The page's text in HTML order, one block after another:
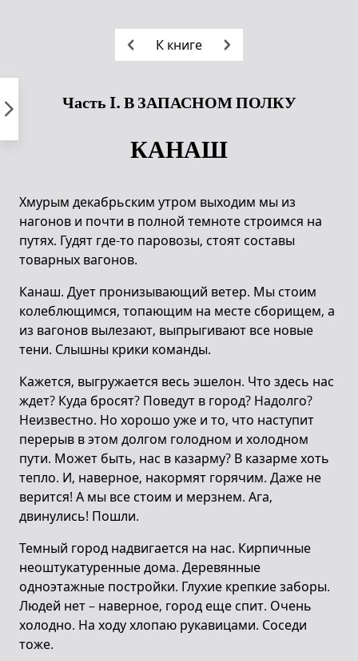
К книге
Часть I. В ЗАПАСНОМ ПОЛКУ
КАНАШ
Хмурым декабрьским утром выходим мы из
нагонов и почти в полной темноте строимся на
путях. Гудят где-то паровозы, стоят составы
товарных вагонов.
Канаш. Дует пронизывающий ветер. Мы стоим
колеблющимся, топающим на месте сборищем, а
из вагонов вылезают, выпрыгивают все новые
тени. Слышны крики команды.
Кажется, выгружается весь эшелон. Что здесь нас
ждет? Куда бросят? Поведут в город? Надолго?
Неизвестно. Но хорошо уже и то, что наступит
перерыв в этом долгом голодном и холодном
пути. Может быть, нас в казарму? В казарме хоть
тепло. И, наверное, накормят горячим. Даже не
верится! А мы все стоим и мерзнем. Ага,
двинулись! Пошли.
Темный город надвигается на нас. Кирпичные
неоштукатуренные дома. Деревянные
одноэтажные постройки. Глухие крепкие заборы.
Людей нет – наверное, город еще спит. Очень
холодно. На ходу хлопаю рукавицами. Соседи
тоже.